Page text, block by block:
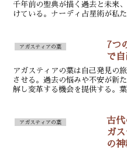
千年前の聖典が描く過去と未来
けている。ナーディ占星術が私
アガスティアの葉
7つ
で
アガスティアの葉は自己発見の
させる。過去の悩みや不安が新
解し変革する機会を提供する。
アガスティアの葉
古代
ガ
の